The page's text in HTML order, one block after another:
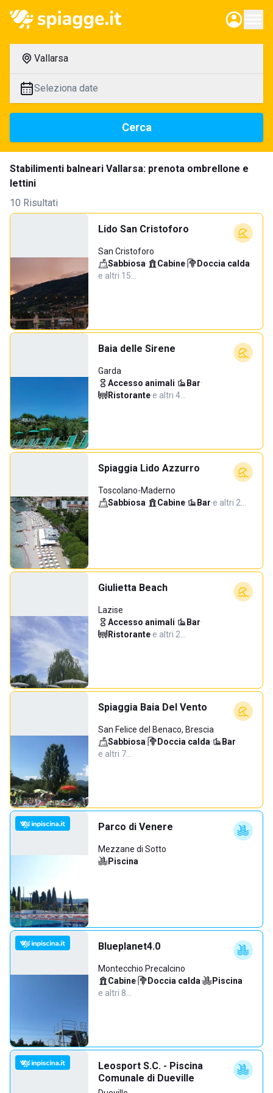
Vallarsa
Seleziona date
Cerca
Stabilimenti balneari Vallarsa: prenota ombrellone e
lettini
10 Risultati
Lido San Cristoforo
San Cristoforo
Sabbiosa· Cabine· Doccia calda·
e altri 15…
Baia delle Sirene
Garda
Accesso animali· Bar·
Ristorante·e altri 4…
Spiaggia Lido Azzurro
Toscolano-Maderno
Sabbiosa· Cabine· Bar·e altri 2…
Giulietta Beach
Lazise
Accesso animali· Bar·
Ristorante·e altri 2…
Spiaggia Baia Del Vento
San Felice del Benaco, Brescia
Sabbiosa· Doccia calda· Bar·
e altri 7…
Parco di Venere
Mezzane di Sotto
Piscina
Blueplanet4.0
Montecchio Precalcino
Cabine· Doccia calda· Piscina·
e altri 8…
Leosport S.C. - Piscina
Comunale di Dueville